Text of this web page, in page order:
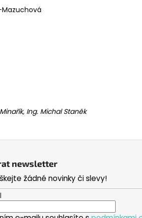
Mazuchová
Ing. Michal Staněk
newsletter
žádné novinky či slevy!